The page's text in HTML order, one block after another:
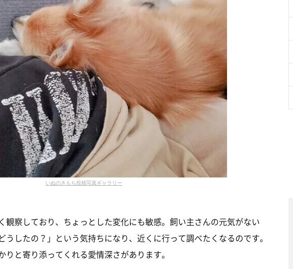
いぬのきもち投稿写真ギャラリー
観察しており、ちょっとした変化にも敏感。飼い主さんの元気がない
うしたの？」という気持ちになり、近くに行って調べたくなるのです。
と寄り添ってくれる愛情深さがあります。